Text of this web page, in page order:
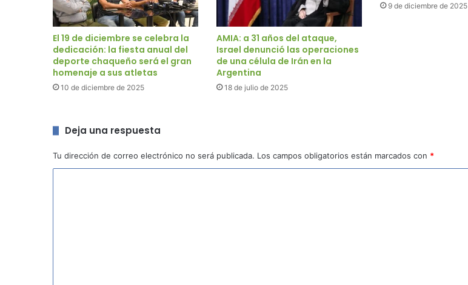
El 19 de diciembre se celebra la
dedicación: la fiesta anual del
deporte chaqueño será el gran
homenaje a sus atletas
10 de diciembre de 2025
AMIA: a 31 años del ataque,
Israel denunció las operaciones
de una célula de Irán en la
Argentina
18 de julio de 2025
9 de diciembre de 2025
Deja una respuesta
Tu dirección de correo electrónico no será publicada. Los campos obligatorios están marcados con *